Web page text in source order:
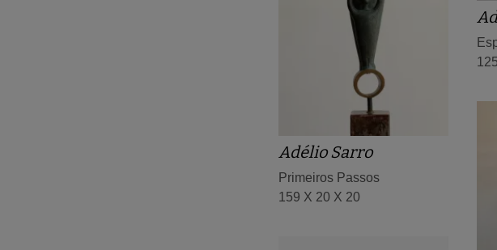
Adélio Sarro
Primeiros Passos
159 X 20 X 20